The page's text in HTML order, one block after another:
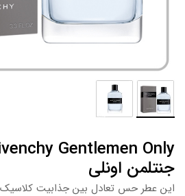
جنتلمن اونلی
این عطر حس تعادل بین جذابیت